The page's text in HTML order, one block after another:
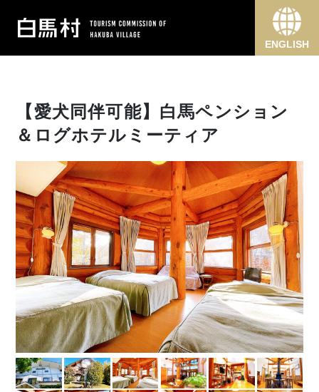
ENGLISH
【愛犬同伴可能】白馬ペンション
＆ログホテルミーティア